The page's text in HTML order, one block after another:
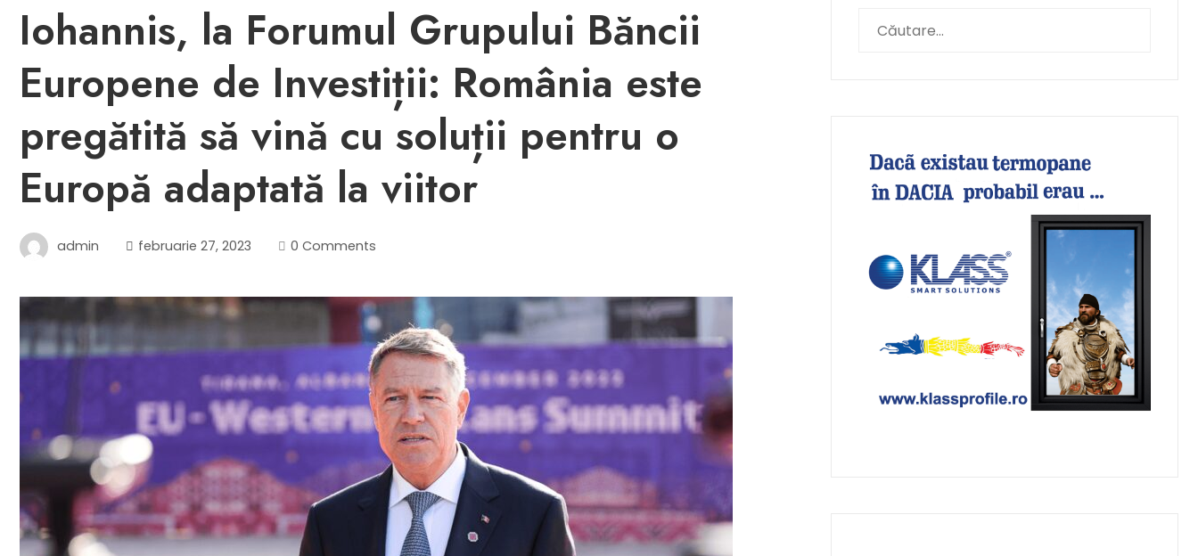
Iohannis, la Forumul Grupului Băncii
Europene de Investiții: România este
pregătită să vină cu soluții pentru o
Europă adaptată la viitor
admin februarie 27, 2023 0 Comments
după: